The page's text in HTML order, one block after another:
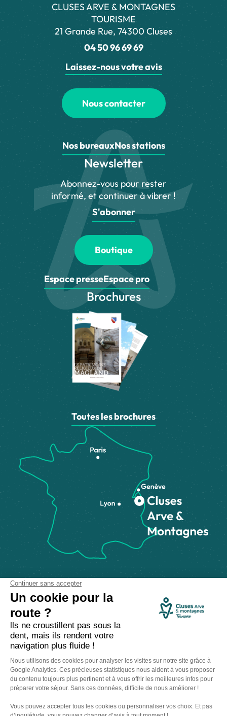
CLUSES ARVE & MONTAGNES
TOURISME
21 Grande Rue, 74300 Cluses
04 50 96 69 69
Laissez-nous votre avis
Nous contacter
Nos bureauxNos stations
Newsletter
Abonnez-vous pour rester
informé, et continuer à vibrer !
S'abonner
Boutique
Espace presseEspace pro
Brochures
Toutes les brochures
Comment venir ?
Made with by IRIS Interactive
Mentions légales - Politique de confidentialité
Accessibilité numérique
conditions d'utilisationde Google s'appliquent.